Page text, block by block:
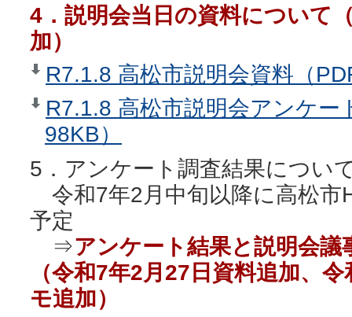
4．説明会当日の資料について
加）
R7.1.8 高松市説明会資料（
R7.1.8 高松市説明会アンケー
98KB）
5．アンケート調査結果につい
令和7年2月中旬以降に高松市
予定
⇒アンケート結果と説明会
（令和7年2月27日資料追加、
モ追加）